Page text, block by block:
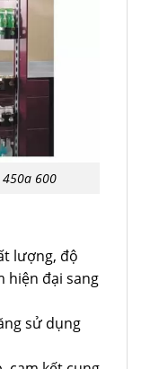
600
lượng, độ
hiện đại sang
sử dụng